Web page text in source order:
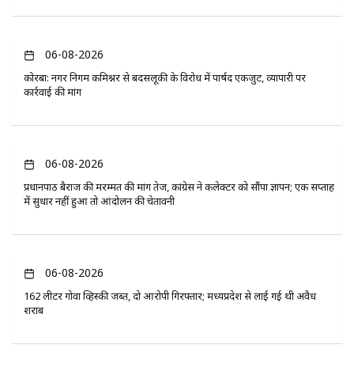
06-08-2026
कोरबा: नगर निगम कमिश्नर से बदसलूकी के विरोध में पार्षद एकजुट, व्यापारी पर
कार्रवाई की मांग
06-08-2026
प्रधानपाठ बैराज की मरम्मत की मांग तेज, कांग्रेस ने कलेक्टर को सौंपा ज्ञापन; एक सप्ताह
में सुधार नहीं हुआ तो आंदोलन की चेतावनी
06-08-2026
162 लीटर गोवा व्हिस्की जब्त, दो आरोपी गिरफ्तार; मध्यप्रदेश से लाई गई थी अवैध
शराब